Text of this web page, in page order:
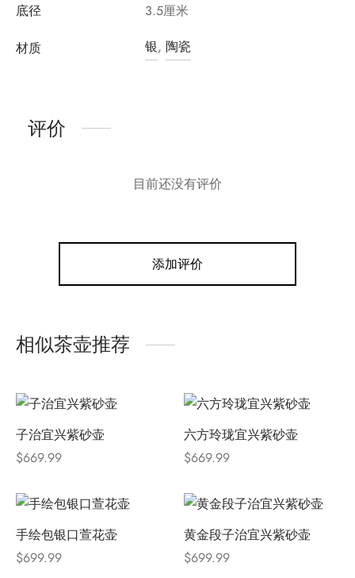
底径
3.5厘米
材质 银, 陶瓷
评价
目前还没有评价
添加评价
相似茶壶推荐
子治宜兴紫砂壶
$669.99
六方玲珑宜兴紫砂壶
$669.99
手绘包银口萱花壶
$699.99
黄金段子治宜兴紫砂壶
$699.99